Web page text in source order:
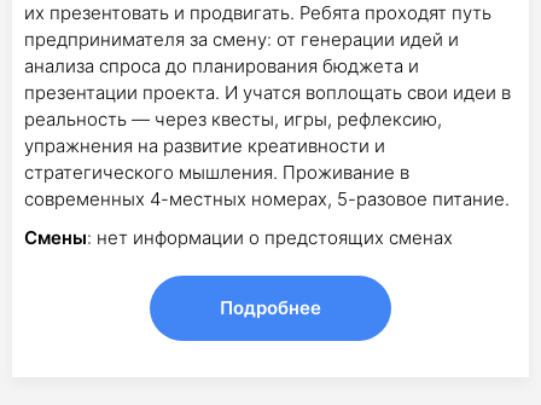
их презентовать и продвигать. Ребята проходят путь
предпринимателя за смену: от генерации идей и
анализа спроса до планирования бюджета и
презентации проекта. И учатся воплощать свои идеи в
реальность — через квесты, игры, рефлексию,
упражнения на развитие креативности и
стратегического мышления. Проживание в
современных 4-местных номерах, 5-разовое питание.
Смены: нет информации о предстоящих сменах
Подробнее